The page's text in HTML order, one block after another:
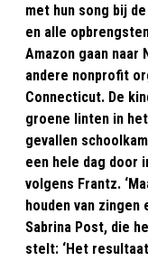
met hun song bij
en alle
Amazon gaan naar
andere nonprofit
Connecticut. De
groene linten in
gevallen
een hele dag door
volgens Frantz.
houden van zingen
Sabrina Post, die
stelt: ‘Het